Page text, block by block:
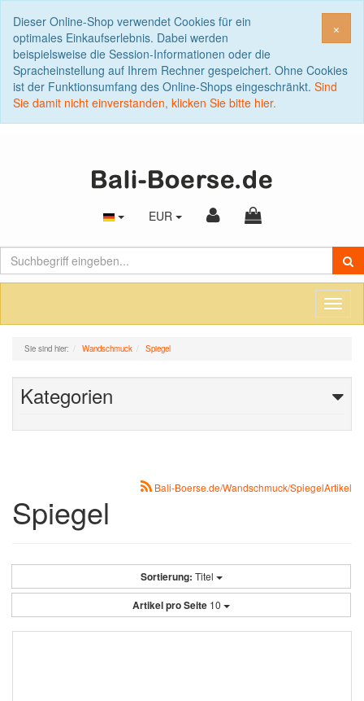
×
Dieser Online-Shop verwendet Cookies für ein
optimales Einkaufserlebnis. Dabei werden
beispielsweise die Session-Informationen oder die
Spracheinstellung auf Ihrem Rechner gespeichert. Ohne Cookies
ist der Funktionsumfang des Online-Shops eingeschränkt. Sind
Sie damit nicht einverstanden, klicken Sie bitte hier.
EUR
Sie sind hier: Wandschmuck Spiegel
Kategorien
Spiegel
Bali-Boerse.de/Wandschmuck/SpiegelArtikel
Sortierung: Titel
Artikel pro Seite 10